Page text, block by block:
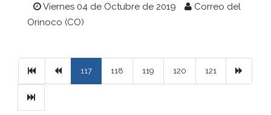
Viernes 04 de Octubre de 2019
Correo del
Orinoco (CO)
PrimeraPrevious
117 118 119 120 121
Ultimo